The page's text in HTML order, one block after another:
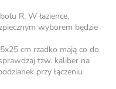
R. W łazience,
wyborem będzie
cm rzadko mają co do
tzw. kaliber na
przy łączeniu